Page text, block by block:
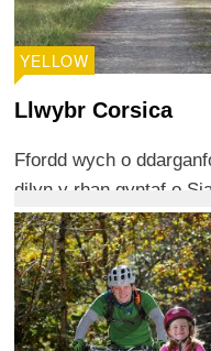
YELLOW
Llwybr Corsica
Ffordd wych o
dilyn y rhan gyntaf o